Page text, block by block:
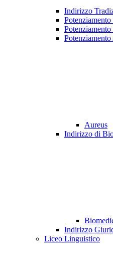
Indirizzo
Potenziamento
Aureus
Indirizzo di
Indirizzo
Liceo Linguistico